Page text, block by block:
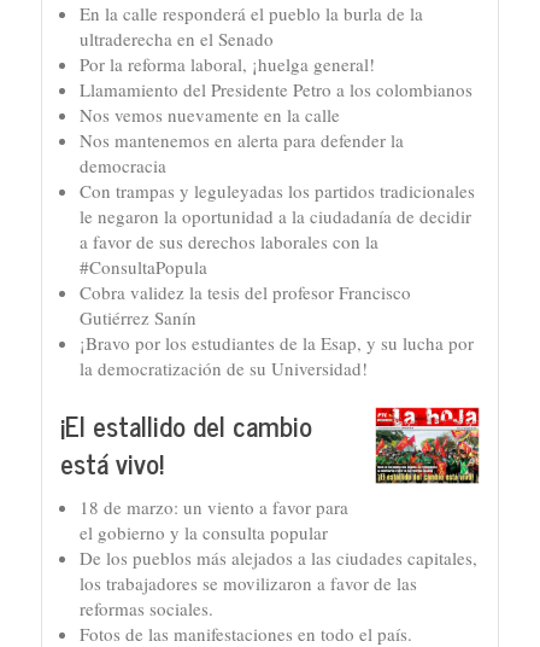
En la calle responderá el pueblo la burla de la
ultraderecha en el Senado
Por la reforma laboral, ¡huelga general!
Llamamiento del Presidente Petro a los colombianos
Nos vemos nuevamente en la calle
Nos mantenemos en alerta para defender la
democracia
Con trampas y leguleyadas los partidos tradicionales
le negaron la oportunidad a la ciudadanía de decidir
a favor de sus derechos laborales con la
#ConsultaPopula
Cobra validez la tesis del profesor Francisco
Gutiérrez Sanín
¡Bravo por los estudiantes de la Esap, y su lucha por
la democratización de su Universidad!
¡El estallido del cambio
está vivo!
18 de marzo: un viento a favor para
el gobierno y la consulta popular
De los pueblos más alejados a las ciudades capitales,
los trabajadores se movilizaron a favor de las
reformas sociales.
Fotos de las manifestaciones en todo el país.